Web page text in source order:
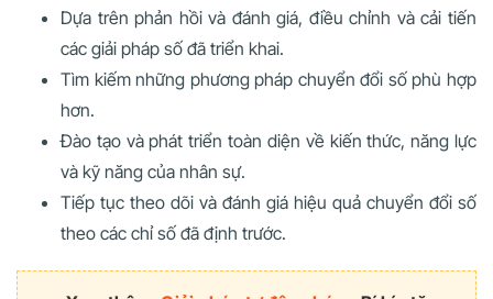
Dựa trên phản hồi và đánh giá, điều chỉnh và cải tiến
các giải pháp số đã triển khai.
Tìm kiếm những phương pháp chuyển đổi số phù hợp
hơn.
Đào tạo và phát triển toàn diện về kiến thức, năng lực
và kỹ năng của nhân sự.
Tiếp tục theo dõi và đánh giá hiệu quả chuyển đổi số
theo các chỉ số đã định trước.